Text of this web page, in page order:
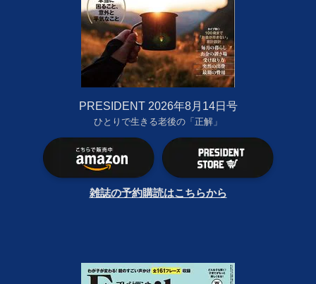
PRESIDENT 2026年8月14日号
ひとりで生きる老後の「正解」
雑誌の予約購読はこちらから